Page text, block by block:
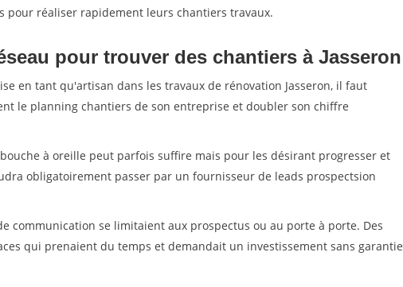
pour réaliser rapidement leurs chantiers travaux.
pour trouver des chantiers à Jasseron
en tant qu'artisan dans les travaux de rénovation Jasseron, il faut
le planning chantiers de son entreprise et doubler son chiffre
à oreille peut parfois suffire mais pour les désirant progresser et
obligatoirement passer par un fournisseur de leads prospectsion
communication se limitaient aux prospectus ou au porte à porte. Des
qui prenaient du temps et demandait un investissement sans garantie